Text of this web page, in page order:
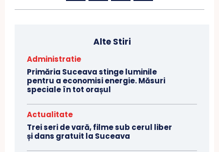
Alte Stiri
Administratie
Primăria Suceava stinge luminile
pentru a economisi energie. Măsuri
speciale în tot orașul
Actualitate
Trei seri de vară, filme sub cerul liber
și dans gratuit la Suceava